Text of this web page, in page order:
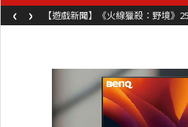
【遊戲新聞】《火線獵殺：野境》
容同時系舊作限時超平價折扣
‹ ›